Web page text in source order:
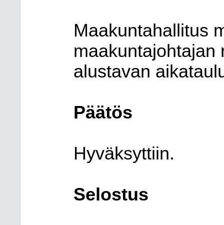
Maakuntahallitus
maakuntajohtajan
alustavan
Päätös
Hyväksyttiin.
Selostus